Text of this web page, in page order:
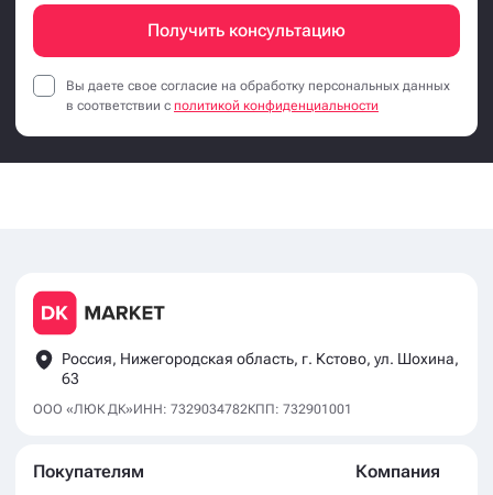
Получить консультацию
Вы даете свое согласие на обработку персональных данных
в соответствии с политикой конфиденциальности
Россия, Нижегородская область, г. Кстово, ул. Шохина,
63
ООО «ЛЮК ДК»ИНН: 7329034782КПП: 732901001
Покупателям Компания